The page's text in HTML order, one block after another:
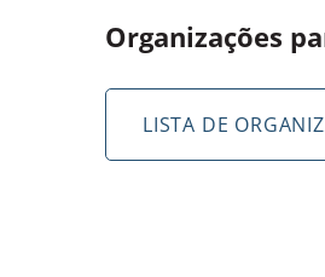
Organizações
LISTA DE